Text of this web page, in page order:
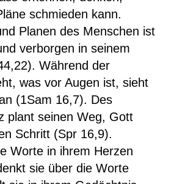
schmieden kann.
Planen des Menschen ist
verborgen in seinem
Während der
was vor Augen ist, sieht
(1Sam 16,7). Des
plant seinen Weg, Gott
Schritt (Spr 16,9).
Worte in ihrem Herzen
sie über die Worte